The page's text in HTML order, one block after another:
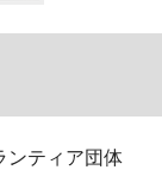
ンティア団体